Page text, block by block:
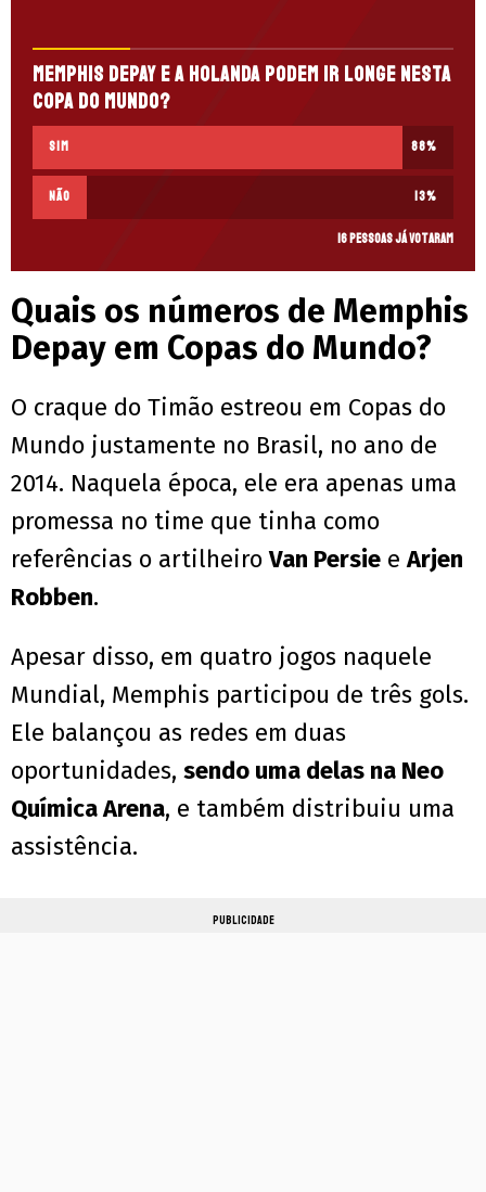
Memphis Depay e a Holanda podem ir longe nesta
Copa do Mundo?
Sim 88%
Não 13%
16 pessoas já votaram
Quais os números de Memphis
Depay em Copas do Mundo?
O craque do Timão estreou em Copas do
Mundo justamente no Brasil, no ano de
2014. Naquela época, ele era apenas uma
promessa no time que tinha como
referências o artilheiroVan Persie eArjen
Robben.
Apesar disso, em quatro jogos naquele
Mundial, Memphis participou de três gols.
Ele balançou as redes em duas
oportunidades, sendo uma delas na Neo
Química Arena, e também distribuiu uma
assistência.
PUBLICIDADE